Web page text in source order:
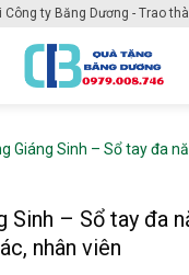
Công ty Băng Dương - Trao
Giáng Sinh – Sổ tay đa
Sinh – Sổ tay đa
nhân viên